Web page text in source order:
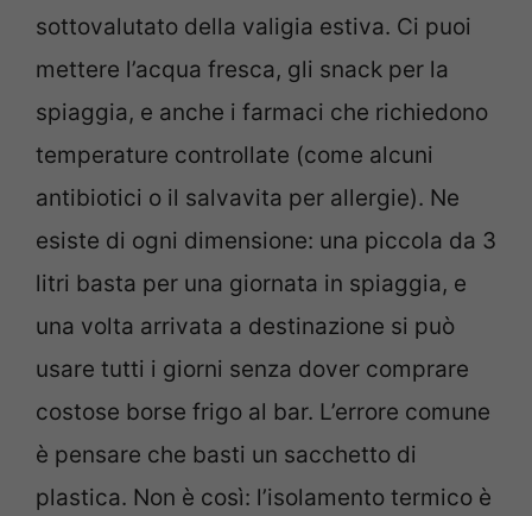
sottovalutato della valigia estiva. Ci puoi
mettere l’acqua fresca, gli snack per la
spiaggia, e anche i farmaci che richiedono
temperature controllate (come alcuni
antibiotici o il salvavita per allergie). Ne
esiste di ogni dimensione: una piccola da 3
litri basta per una giornata in spiaggia, e
una volta arrivata a destinazione si può
usare tutti i giorni senza dover comprare
costose borse frigo al bar. L’errore comune
è pensare che basti un sacchetto di
plastica. Non è così: l’isolamento termico è